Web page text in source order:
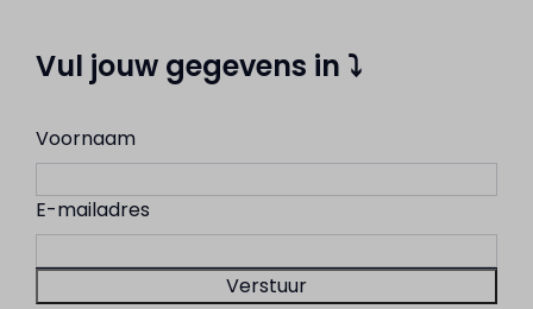
Vul jouw gegevens in ⤵
Voornaam
E-mailadres
Verstuur